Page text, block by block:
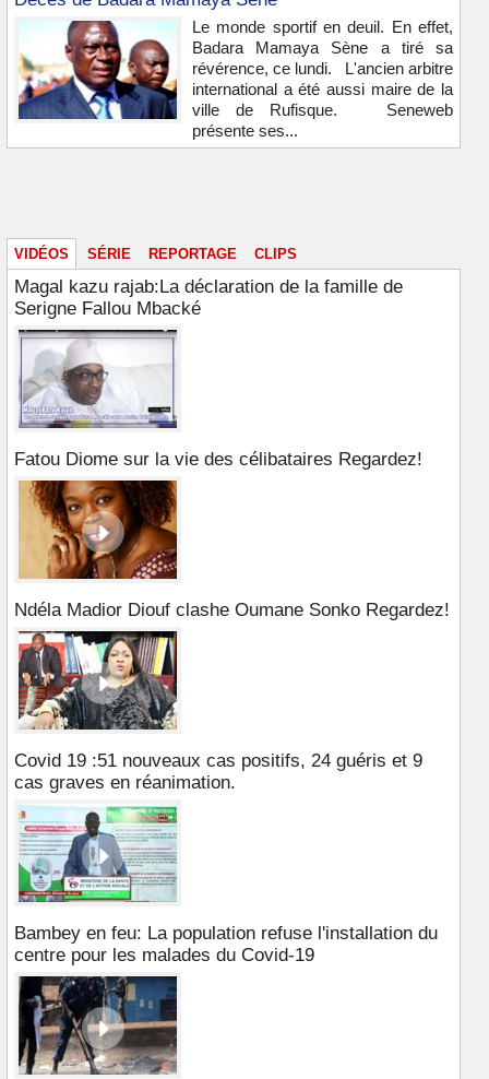
Le monde sportif en deuil. En effet,
Badara Mamaya Sène a tiré sa
révérence, ce lundi. L'ancien arbitre
international a été aussi maire de la
ville de Rufisque. Seneweb
présente ses...
VIDÉOS SÉRIE REPORTAGE CLIPS
Magal kazu rajab:La déclaration de la famille de
Serigne Fallou Mbacké
Fatou Diome sur la vie des célibataires Regardez!
Ndéla Madior Diouf clashe Oumane Sonko Regardez!
Covid 19 :51 nouveaux cas positifs, 24 guéris et 9
cas graves en réanimation.
Bambey en feu: La population refuse l'installation du
centre pour les malades du Covid-19